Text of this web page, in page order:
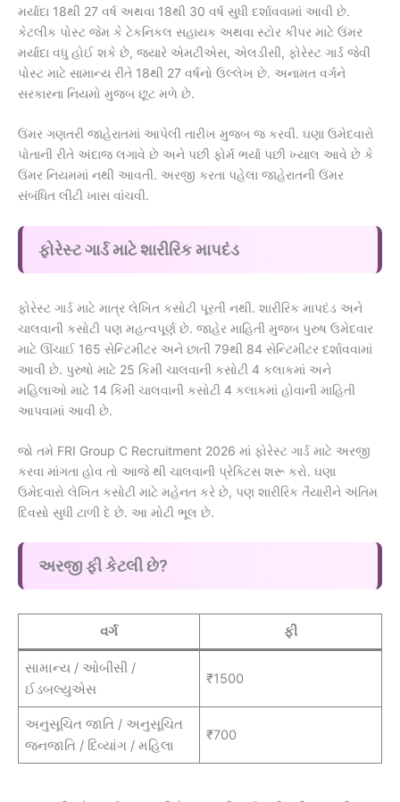
મર્યાદા 18થી 27 વર્ષ અથવા 18થી 30 વર્ષ સુધી દર્શાવવામાં આવી છે.
કેટલીક પોસ્ટ જેમ કે ટેકનિકલ સહાયક અથવા સ્ટોર કીપર માટે ઉંમર
મર્યાદા વધુ હોઈ શકે છે, જ્યારે એમટીએસ, એલડીસી, ફોરેસ્ટ ગાર્ડ જેવી
પોસ્ટ માટે સામાન્ય રીતે 18થી 27 વર્ષનો ઉલ્લેખ છે. અનામત વર્ગને
સરકારના નિયમો મુજબ છૂટ મળે છે.
ઉંમર ગણતરી જાહેરાતમાં આપેલી તારીખ મુજબ જ કરવી. ઘણા ઉમેદવારો
પોતાની રીતે અંદાજ લગાવે છે અને પછી ફોર્મ ભર્યા પછી ખ્યાલ આવે છે કે
ઉંમર નિયમમાં નથી આવતી. અરજી કરતા પહેલા જાહેરાતની ઉંમર
સંબંધિત લીટી ખાસ વાંચવી.
ફોરેસ્ટ ગાર્ડ માટે શારીરિક માપદંડ
ફોરેસ્ટ ગાર્ડ માટે માત્ર લેખિત કસોટી પૂરતી નથી. શારીરિક માપદંડ અને
ચાલવાની કસોટી પણ મહત્વપૂર્ણ છે. જાહેર માહિતી મુજબ પુરુષ ઉમેદવાર
માટે ઊંચાઈ 165 સેન્ટિમીટર અને છાતી 79થી 84 સેન્ટિમીટર દર્શાવવામાં
આવી છે. પુરુષો માટે 25 કિમી ચાલવાની કસોટી 4 કલાકમાં અને
મહિલાઓ માટે 14 કિમી ચાલવાની કસોટી 4 કલાકમાં હોવાની માહિતી
આપવામાં આવી છે.
જો તમે FRI Group C Recruitment 2026 માં ફોરેસ્ટ ગાર્ડ માટે અરજી
કરવા માંગતા હોવ તો આજે થી ચાલવાની પ્રેક્ટિસ શરૂ કરો. ઘણા
ઉમેદવારો લેખિત કસોટી માટે મહેનત કરે છે, પણ શારીરિક તૈયારીને અંતિમ
દિવસો સુધી ટાળી દે છે. આ મોટી ભૂલ છે.
અરજી ફી કેટલી છે?
વર્ગ ફી
સામાન્ય / ઓબીસી /
ઈડબલ્યુએસ
₹1500
અનુસૂચિત જાતિ / અનુસૂચિત
જનજાતિ / દિવ્યાંગ / મહિલા
₹700